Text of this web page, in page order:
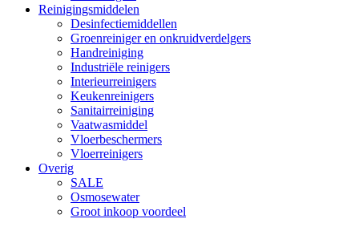
Reinigingsmiddelen
Desinfectiemiddellen
Groenreiniger en onkruidverdelgers
Handreiniging
Industriële reinigers
Interieurreinigers
Keukenreinigers
Sanitairreiniging
Vaatwasmiddel
Vloerbeschermers
Vloerreinigers
Overig
SALE
Osmosewater
Groot inkoop voordeel